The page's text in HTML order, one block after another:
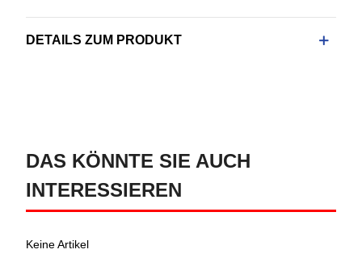
DETAILS ZUM PRODUKT
DAS KÖNNTE SIE AUCH
INTERESSIEREN
Keine Artikel